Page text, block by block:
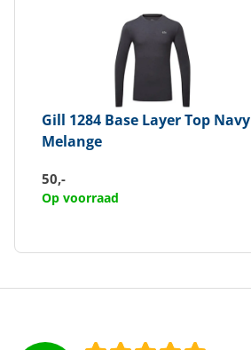
Gill 1284 Base Layer Top Navy
Melange
50,-
Op voorraad